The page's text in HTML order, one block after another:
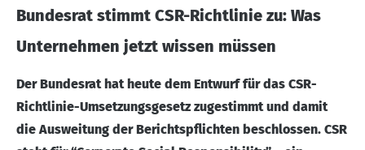
Bundesrat stimmt CSR-Richtlinie zu: Was
Unternehmen jetzt wissen müssen
Der Bundesrat hat heute dem Entwurf für das CSR-
Richtlinie-Umsetzungsgesetz zugestimmt und damit
die Ausweitung der Berichtspflichten beschlossen. CSR